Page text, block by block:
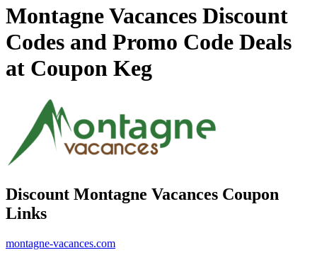
Montagne Vacances Discount
Codes and Promo Code Deals
at Coupon Keg
Discount Montagne Vacances Coupon
Links
montagne-vacances.com